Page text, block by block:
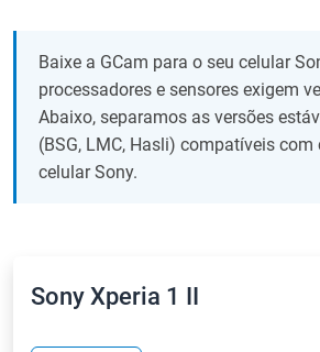
Baixe a GCam para o seu celular
processadores e sensores exigem
Abaixo, separamos as versões
(BSG, LMC, Hasli) compatíveis
celular Sony.
Sony Xperia 1 II